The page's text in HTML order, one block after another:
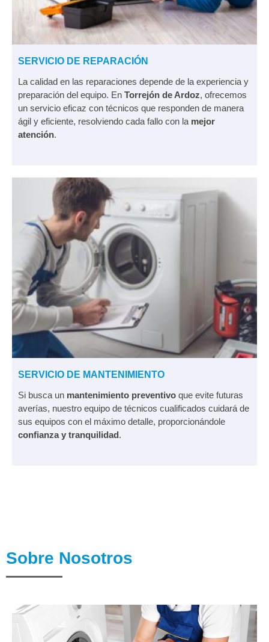
SERVICIO DE REPARACIÓN
La calidad en las reparaciones depende de la experiencia y
preparación del equipo. En Torrejón de Ardoz, ofrecemos
un servicio eficaz con técnicos que responden de manera
ágil y eficiente, resolviendo cada fallo con la mejor
atención.
SERVICIO DE MANTENIMIENTO
Si busca un mantenimiento preventivo que evite futuras
averías, nuestro equipo de técnicos cualificados cuidará de
sus equipos con el máximo detalle, proporcionándole
confianza y tranquilidad.
Sobre Nosotros